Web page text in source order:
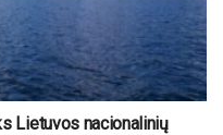
Lietuvos nacionalinių